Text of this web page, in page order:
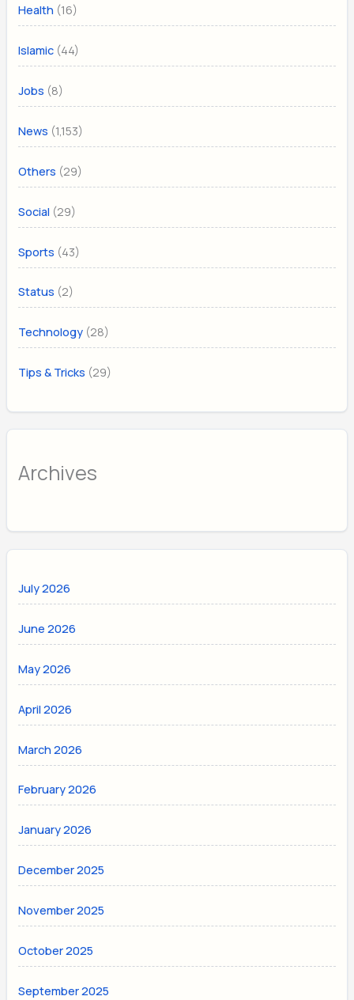
Health (16)
Islamic (44)
Jobs (8)
News (1,153)
Others (29)
Social (29)
Sports (43)
Status (2)
Technology (28)
Tips & Tricks (29)
Archives
July 2026
June 2026
May 2026
April 2026
March 2026
February 2026
January 2026
December 2025
November 2025
October 2025
September 2025